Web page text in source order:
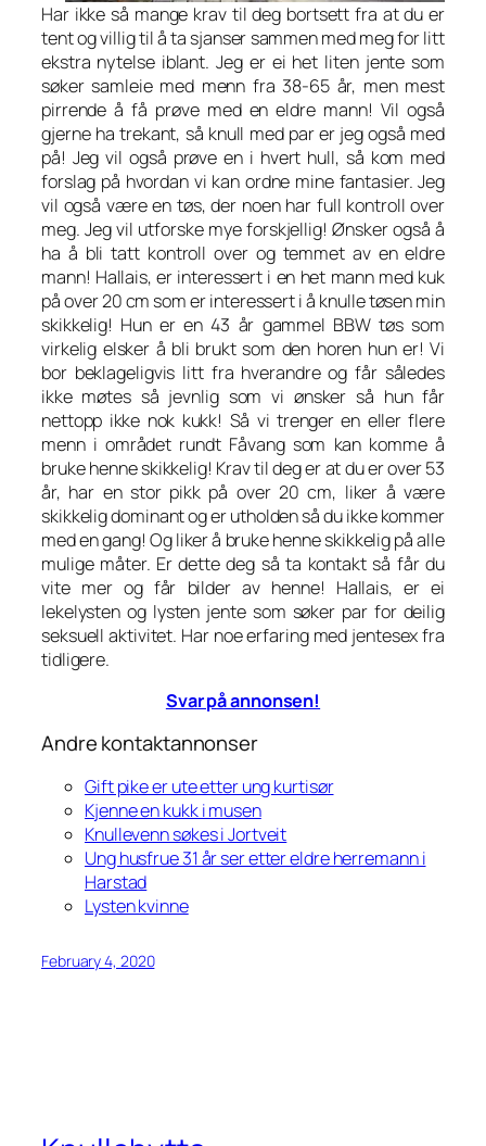
Har ikke så mange krav til deg bortsett fra at du er
tent og villig til å ta sjanser sammen med meg for litt
ekstra nytelse iblant. Jeg er ei het liten jente som
søker samleie med menn fra 38-65 år, men mest
pirrende å få prøve med en eldre mann! Vil også
gjerne ha trekant, så knull med par er jeg også med
på! Jeg vil også prøve en i hvert hull, så kom med
forslag på hvordan vi kan ordne mine fantasier. Jeg
vil også være en tøs, der noen har full kontroll over
meg. Jeg vil utforske mye forskjellig! Ønsker også å
ha å bli tatt kontroll over og temmet av en eldre
mann! Hallais, er interessert i en het mann med kuk
på over 20 cm som er interessert i å knulle tøsen min
skikkelig! Hun er en 43 år gammel BBW tøs som
virkelig elsker å bli brukt som den horen hun er! Vi
bor beklageligvis litt fra hverandre og får således
ikke møtes så jevnlig som vi ønsker så hun får
nettopp ikke nok kukk! Så vi trenger en eller flere
menn i området rundt Fåvang som kan komme å
bruke henne skikkelig! Krav til deg er at du er over 53
år, har en stor pikk på over 20 cm, liker å være
skikkelig dominant og er utholden så du ikke kommer
med en gang! Og liker å bruke henne skikkelig på alle
mulige måter. Er dette deg så ta kontakt så får du
vite mer og får bilder av henne! Hallais, er ei
lekelysten og lysten jente som søker par for deilig
seksuell aktivitet. Har noe erfaring med jentesex fra
tidligere.
Svar på annonsen!
Andre kontaktannonser
Gift pike er ute etter ung kurtisør
Kjenne en kukk i musen
Knullevenn søkes i Jortveit
Ung husfrue 31 år ser etter eldre herremann i
Harstad
Lysten kvinne
February 4, 2020